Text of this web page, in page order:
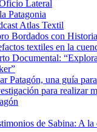
Lateral
Patagonia
Atlas Textil
Bordados con
textiles en la
Documental:
Patagón, una guía
para realizar
de Sabina: A la